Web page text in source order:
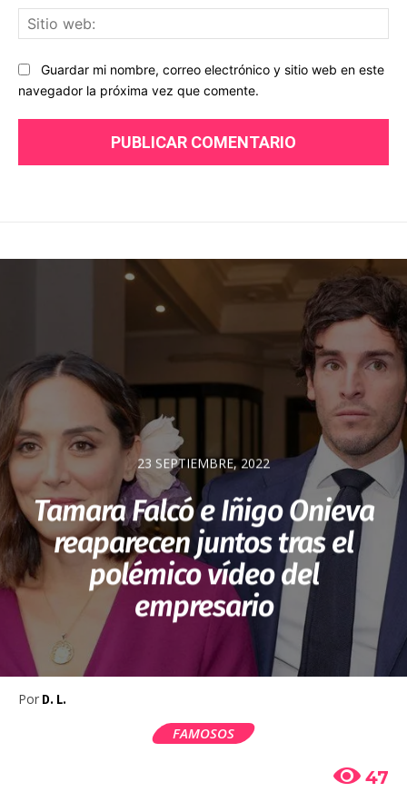
Guardar mi nombre, correo electrónico y sitio web en este
navegador la próxima vez que comente.